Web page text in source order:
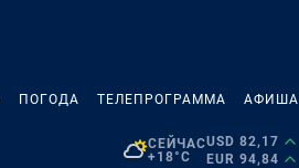
ПОГОДА ТЕЛЕПРОГРАММА АФИША
СЕЙЧАС
+18°C
USD 82,17
EUR 94,84